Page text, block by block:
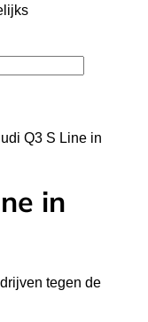
Q3 S Line in
in
tegen de